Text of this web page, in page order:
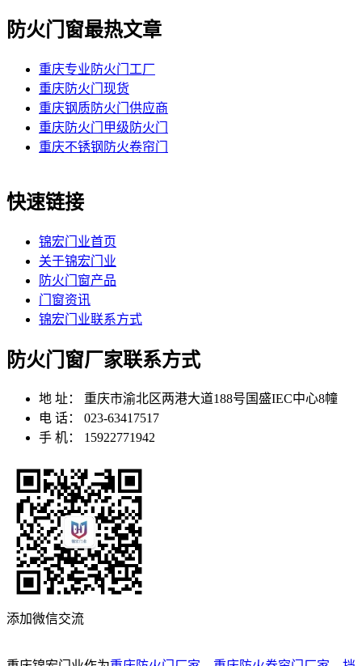
防火门窗最热文章
重庆专业防火门工厂
重庆防火门现货
重庆钢质防火门供应商
重庆防火门甲级防火门
重庆不锈钢防火卷帘门
快速链接
锦宏门业首页
关于锦宏门业
防火门窗产品
门窗资讯
锦宏门业联系方式
防火门窗厂家联系方式
地 址：
重庆市渝北区两港大道188号国盛IEC中心8幢
电 话：
023-63417517
手 机：
15922771942
添加微信交流